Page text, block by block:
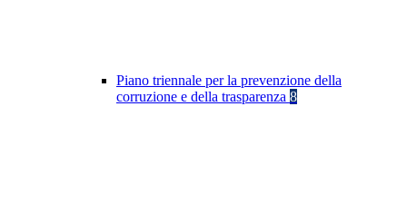
Piano triennale per la prevenzione della
corruzione e della trasparenza 8